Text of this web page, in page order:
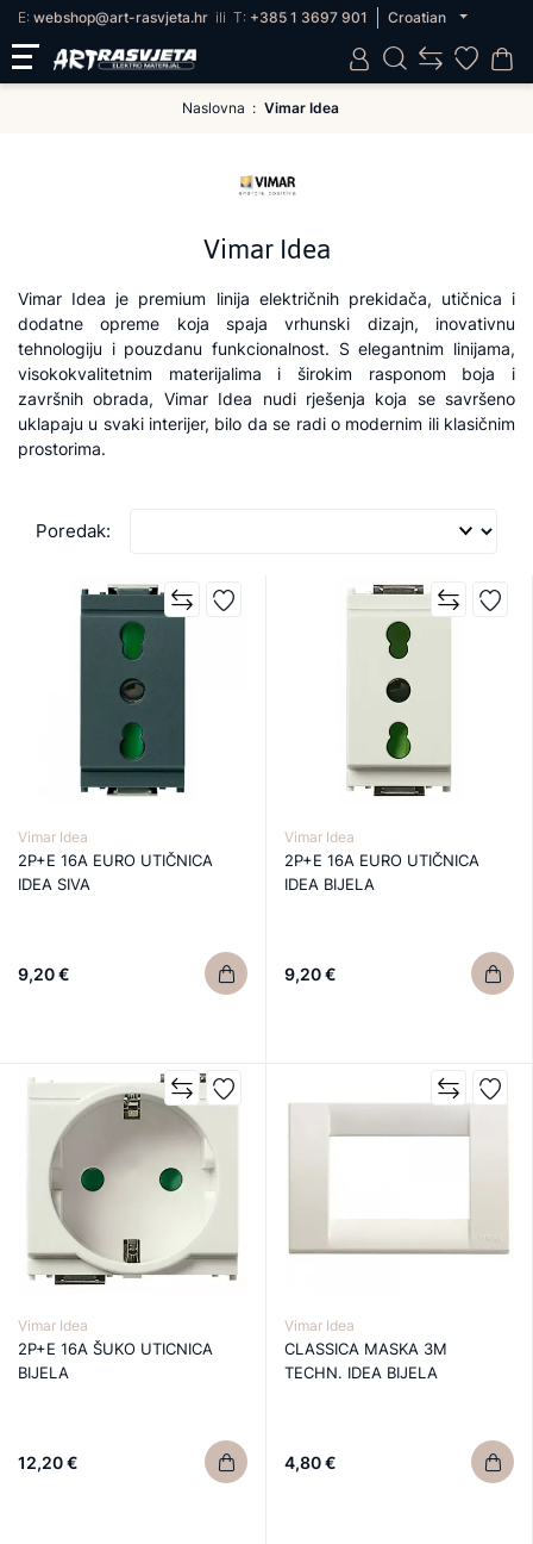
E: webshop@art-rasvjeta.hr ili T: +385 1 3697 901 Croatian
Naslovna Vimar Idea
Vimar Idea
Vimar Idea je premium linija električnih prekidača, utičnica i
dodatne opreme koja spaja vrhunski dizajn, inovativnu
tehnologiju i pouzdanu funkcionalnost. S elegantnim linijama,
visokokvalitetnim materijalima i širokim rasponom boja i
završnih obrada, Vimar Idea nudi rješenja koja se savršeno
uklapaju u svaki interijer, bilo da se radi o modernim ili klasičnim
prostorima.
Poredak:
Vimar Idea
2P+E 16A EURO UTIČNICA
IDEA SIVA
9,20 €
Vimar Idea
2P+E 16A EURO UTIČNICA
IDEA BIJELA
9,20 €
Vimar Idea
2P+E 16A ŠUKO UTICNICA
BIJELA
12,20 €
Vimar Idea
CLASSICA MASKA 3M
TECHN. IDEA BIJELA
4,80 €